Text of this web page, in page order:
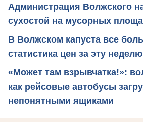
Администрация Волжского
сухостой на мусорных
В Волжском капуста все
статистика цен за эту неделю
«Может там взрывчатка!»:
как рейсовые автобусы
непонятными ящиками